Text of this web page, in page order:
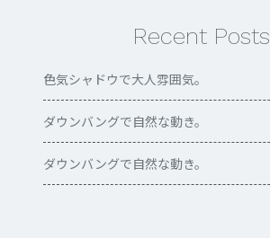
Recent Posts
色気シャドウで大人雰囲気。
ダウンバングで自然な動き。
ダウンバングで自然な動き。